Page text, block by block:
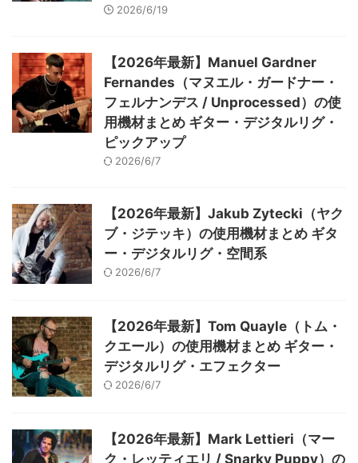
2026/6/19
【2026年最新】Manuel Gardner
Fernandes（マヌエル・ガードナー・
フェルナンデス / Unprocessed）の使
用機材まとめ ギター・デジタルリグ・
ピックアップ
2026/6/7
【2026年最新】Jakub Zytecki（ヤク
ブ・ジテッキ）の使用機材まとめ ギタ
ー・デジタルリグ・空間系
2026/6/7
【2026年最新】Tom Quayle（トム・
クエール）の使用機材まとめ ギター・
デジタルリグ・エフェクター
2026/6/7
【2026年最新】Mark Lettieri（マー
ク・レッティエリ / Snarky Puppy）の